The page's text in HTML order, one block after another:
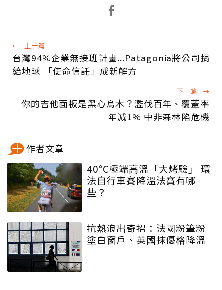
← 上一篇
台灣94%企業無接班計畫...Patagonia將公司捐
給地球 「使命信託」成新解方
下一篇 →
你的吉他面板是黑心烏木？濫伐百年、覆蓋率
年減1% 中非森林陷危機
作者文章
40°C極端高溫「大烤驗」 環
法自行車賽降溫法寶有哪
些？
抗熱浪出奇招：法國粉筆粉
塗白窗戶、英國抹優格降溫